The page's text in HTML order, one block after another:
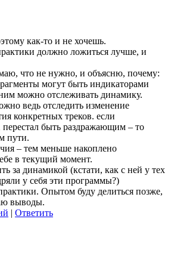
как-то и не хочешь.
должно ложиться лучше, и
что не нужно, и объясню, почему:
могут быть индикаторами
можно отслеживать динамику.
ведь отследить изменение
конкретных треков. если
быть раздражающим – то
пути.
– тем меньше накоплено
в текущий момент.
за динамикой (кстати, как с ней у тех
у себя эти программы?)
Опытом буду делиться позже,
выводы.
| Ответить